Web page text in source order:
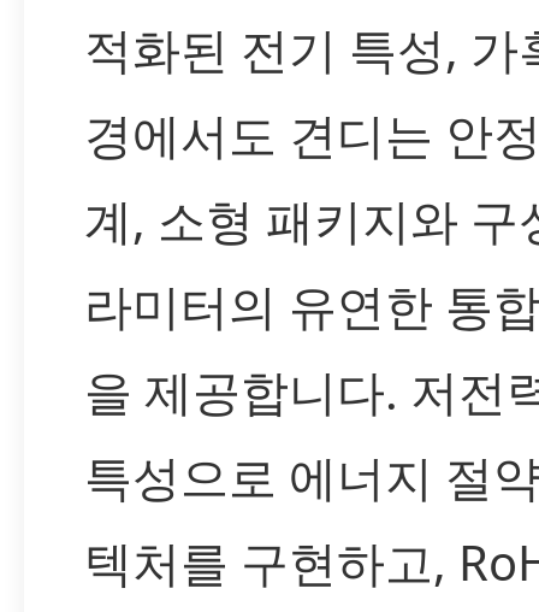
적화된 전기 특성, 가
경에서도 견디는 안
계, 소형 패키지와 구
라미터의 유연한 통
을 제공합니다. 저전
특성으로 에너지 절
텍처를 구현하고,